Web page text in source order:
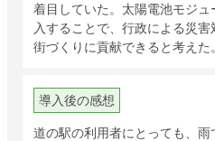
着目していた。太陽電池モジ
入することで、行政による災
街づくりに貢献できると考えた。
導入後の感想
道の駅の利用者にとっても、